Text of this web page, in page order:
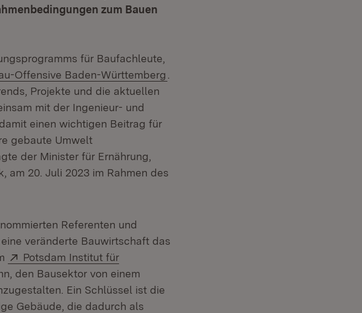
zum Bauen
für Baufachleute,
Offensive Baden-Württemberg
Projekte und die aktuellen
mit der Ingenieur- und
einen wichtigen Beitrag für
gebaute Umwelt
der Minister für Ernährung,
am 20. Juli 2023 im Rahmen des
Referenten und
veränderte Bauwirtschaft das
Extern:
Potsdam Institut für
den Bausektor von einem
Ein Schlüssel ist die
Gebäude, die dadurch als